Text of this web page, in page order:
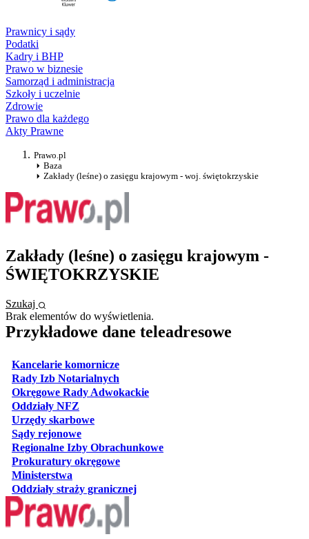
Prawnicy i sądy
Podatki
Kadry i BHP
Prawo w biznesie
Samorząd i administracja
Szkoły i uczelnie
Zdrowie
Prawo dla każdego
Akty Prawne
Prawo.pl
Baza
Zakłady (leśne) o zasięgu krajowym - woj. świętokrzyskie
Zakłady (leśne) o zasięgu krajowym -
ŚWIĘTOKRZYSKIE
Szukaj
Brak elementów do wyświetlenia.
Przykładowe dane teleadresowe
Kancelarie komorniczeotwiera się w nowej karcie
Rady Izb Notarialnych
Okręgowe Rady Adwokackieotwiera się w nowej karcie
Oddziały NFZ
Urzędy skarboweotwiera się w nowej karcie
Sądy rejonoweotwiera się w nowej karcie
Regionalne Izby Obrachunkoweotwiera się w nowej karcie
Prokuratury okręgoweotwiera się w nowej karcie
Ministerstwa
Oddziały straży granicznejotwiera się w nowej karcie